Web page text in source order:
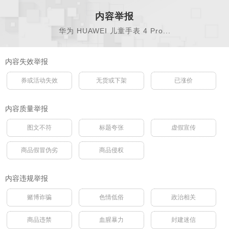
内容举报
华为 HUAWEI 儿童手表 4 Pro...
内容失效举报
券或活动失效 无货或下架 已涨价
内容质量举报
图文不符 标题夸张 虚假宣传
商品假冒伪劣 商品侵权
内容违规举报
赌博诈骗 色情低俗 政治相关
商品违禁 血腥暴力 封建迷信